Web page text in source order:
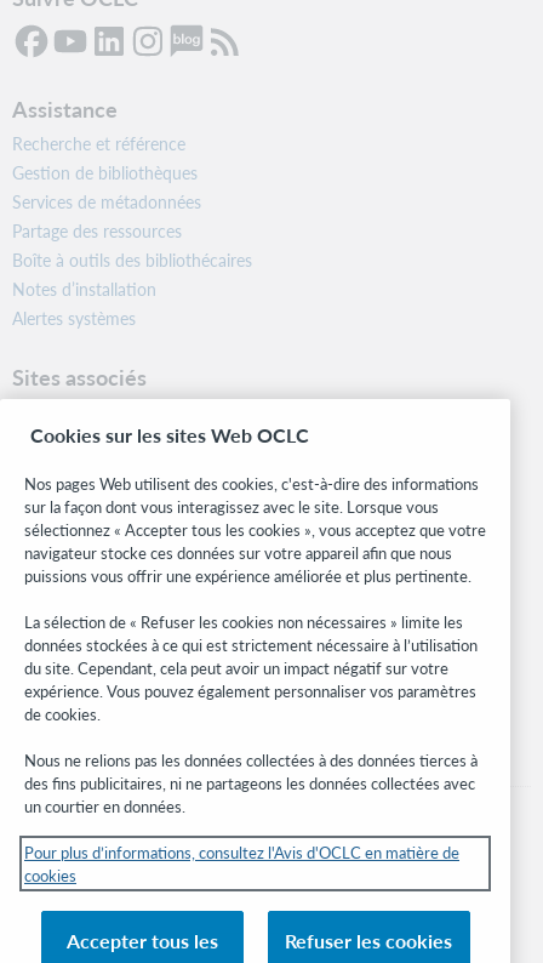
Assistance
Recherche et référence
Gestion de bibliothèques
Services de métadonnées
Partage des ressources
Boîte à outils des bibliothécaires
Notes d’installation
Alertes systèmes
Sites associés
Formats bibliographiques
Research
WebJunction
Réseau des développeurs
Soyez informé
Recevez les dernières nouvelles sur les produits et services, des
études, des événements, et plus.
© 2026 OCLC
Inc. et de ses affiliés.
Cookies sur les sites Web OCLC
Nos pages Web utilisent des cookies, c'est-à-dire des informations
sur la façon dont vous interagissez avec le site. Lorsque vous
sélectionnez « Accepter tous les cookies », vous acceptez que votre
navigateur stocke ces données sur votre appareil afin que nous
puissions vous offrir une expérience améliorée et plus pertinente.
La sélection de « Refuser les cookies non nécessaires » limite les
données stockées à ce qui est strictement nécessaire à l’utilisation
du site. Cependant, cela peut avoir un impact négatif sur votre
expérience. Vous pouvez également personnaliser vos paramètres
de cookies.
Nous ne relions pas les données collectées à des données tierces à
des fins publicitaires, ni ne partageons les données collectées avec
un courtier en données.
Pour plus d’informations, consultez l'Avis d'OCLC en matière de
cookies
Accepter tous les
Refuser les cookies